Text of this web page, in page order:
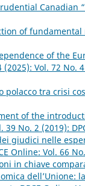
Canadian
of fundamental
of the
(2025): Vol. 72 No.
polacco tra crisi
of the
39 No. 2 (2019):
giudici nelle
Online: Vol. 66
in chiave
dell’Unione: